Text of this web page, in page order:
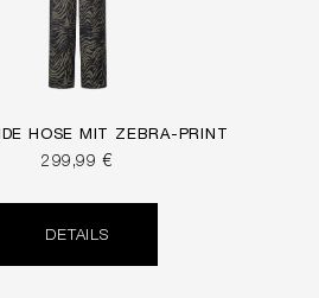
HOSE MIT ZEBRA-PRINT
299,99 €
DETAILS